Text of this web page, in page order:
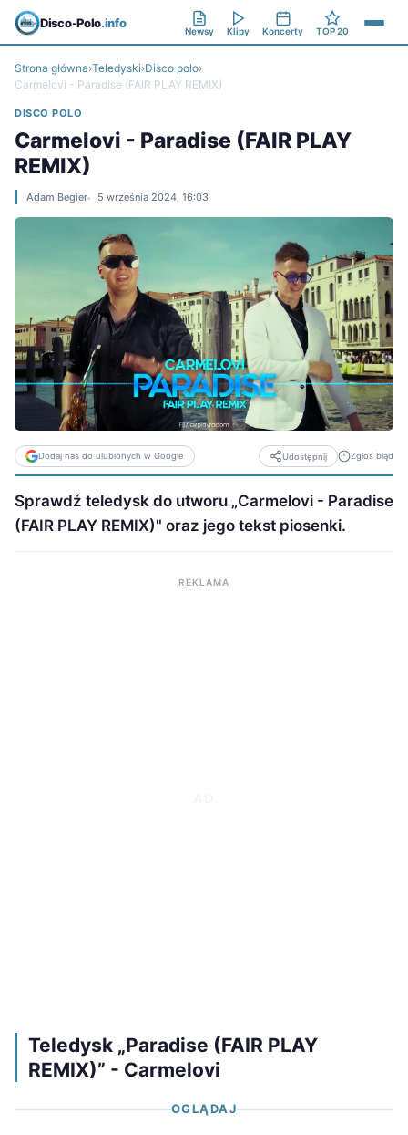
Disco-Polo.info
Newsy Klipy Koncerty TOP 20
Strona główna›Teledyski›Disco polo›
Carmelovi - Paradise (FAIR PLAY REMIX)
DISCO POLO
Carmelovi - Paradise (FAIR PLAY
REMIX)
Adam Begier 5 września 2024, 16:03
Dodaj nas do ulubionych w Google Udostępnij Zgłoś błąd
Sprawdź teledysk do utworu „Carmelovi - Paradise
(FAIR PLAY REMIX)" oraz jego tekst piosenki.
REKLAMA
Teledysk „Paradise (FAIR PLAY
REMIX)” - Carmelovi
OGLĄDAJ